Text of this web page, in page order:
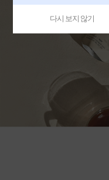
다시 보지 않기